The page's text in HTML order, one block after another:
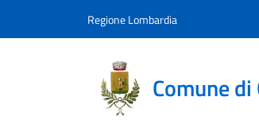
Regione Lombardia
Comune